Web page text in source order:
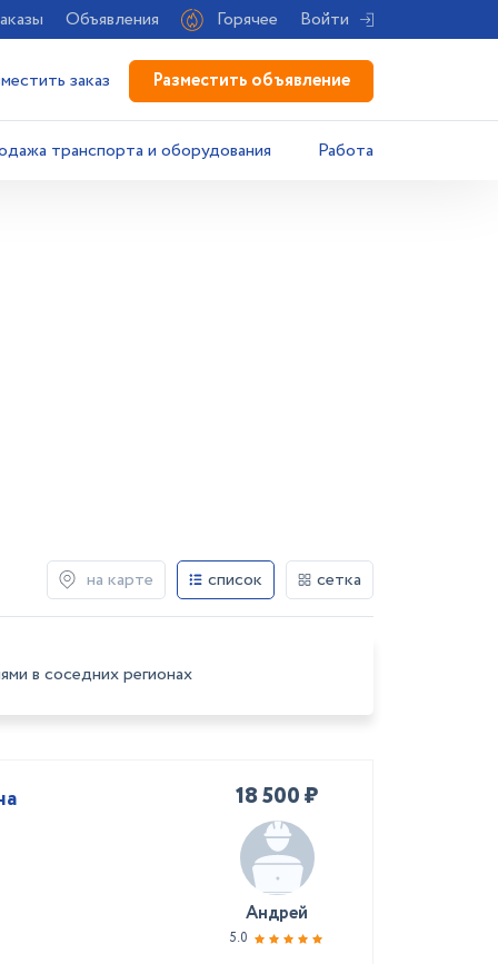
Объявления Горячее Войти
заказ Разместить объявление
транспорта и оборудования Работа
на карте список сетка
в соседних регионах
18 500 ₽
Андрей
5.0